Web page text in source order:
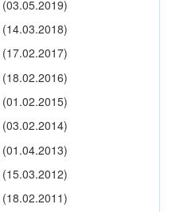
(03.05.2019)
(14.03.2018)
(17.02.2017)
(18.02.2016)
(01.02.2015)
(03.02.2014)
(01.04.2013)
(15.03.2012)
(18.02.2011)